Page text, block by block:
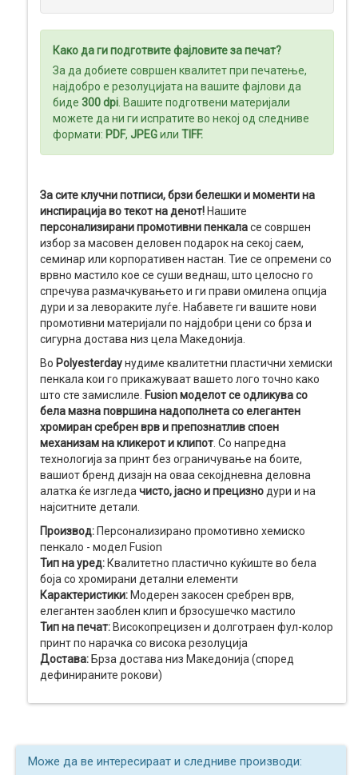
Како да ги подготвите фајловите за печат?
За да добиете совршен квалитет при печатење,
најдобро е резолуцијата на вашите фајлови да
биде 300 dpi . Вашите подготвени материјали
можете да ни ги испратите во некој од следниве
формати: PDF, JPEGили TIFF.
За сите клучни потписи, брзи белешки и моменти на
инспирација во текот на денот! Нашите
персонализирани промотивни пенкаласе совршен
избор за масовен деловен подарок на секој саем,
семинар или корпоративен настан. Тие се опремени со
врвно мастило кое се суши веднаш, што целосно го
спречува размачкувањето и ги прави омилена опција
дури и за левораките луѓе. Набавете ги вашите нови
промотивни материјали по најдобри цени со брза и
сигурна достава низ цела Македонија.
Во Polyesterdayнудиме квалитетни пластични хемиски
пенкала кои го прикажуваат вашето лого точно како
што сте замислиле. Fusion моделот се одликува со
бела мазна површина надополнета со елегантен
хромиран сребрен врв и препознатлив споен
механизам на кликерот и клипот . Со напредна
технологија за принт без ограничување на боите,
вашиот бренд дизајн на оваа секојдневна деловна
алатка ќе изгледа чисто, јасно и прецизно дури и на
најситните детали.
Производ: Персонализирано промотивно хемиско
пенкало - модел Fusion
Тип на уред: Квалитетно пластично куќиште во бела
боја со хромирани детални елементи
Карактеристики: Модерен закосен сребрен врв,
елегантен заоблен клип и брзосушечко мастило
Тип на печат: Високопрецизен и долготраен фул-колор
принт по нарачка со висока резолуција
Достава: Брза достава низ Македонија (според
дефинираните рокови)
Може да ве интересираат и следниве производи: